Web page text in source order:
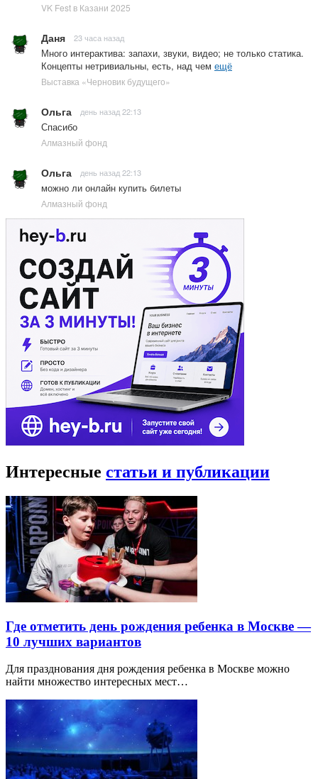
VK Fest в Казани 2025
Даня 23 часа назад
Много интерактива: запахи, звуки, видео; не только статика.
Концепты нетривиальны, есть, над чем ещё
Выставка «Черновик будущего»
Ольга день назад 22:13
Спасибо
Алмазный фонд
Ольга день назад 22:13
можно ли онлайн купить билеты
Алмазный фонд
Интересные статьи и публикации
Где отметить день рождения ребенка в Москве —
10 лучших вариантов
Для празднования дня рождения ребенка в Москве можно
найти множество интересных мест…